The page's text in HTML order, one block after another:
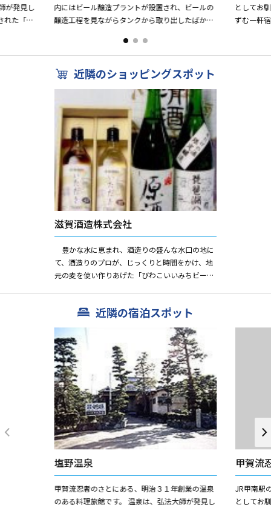
が発見し
れた「近
内にはビール醸造プラントが設置され、ビールの
醸造工程を見ながらタンクから取り出したばかり
なっており、大・小宴会...
としてお
ずむ一軒
近隣のショッピングスポット
滋賀酒造株式会社
豊かな水に恵まれ、酒造りの盛んな水口の地に
て、酒造りのプロが、じっくりと時間をかけ、地
元の麦を使い作りあげた「びわこいいみちビー
近隣の宿泊スポット
塩野温泉
甲賀流忍者のさとにある、明治３１年創業の温泉
のある料理旅館です。 温泉は、弘法大師が発見し
甲賀流
JR甲南駅
としてお